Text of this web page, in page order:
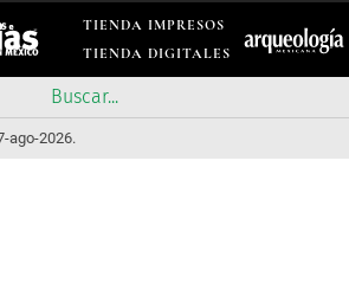
TIENDA IMPRESOS
TIENDA DIGITALES
ago-2026.